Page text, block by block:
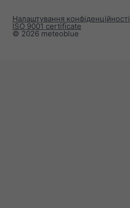
© 2026 meteoblue
ISO 9001 certificate
Налаштування конфіденційності